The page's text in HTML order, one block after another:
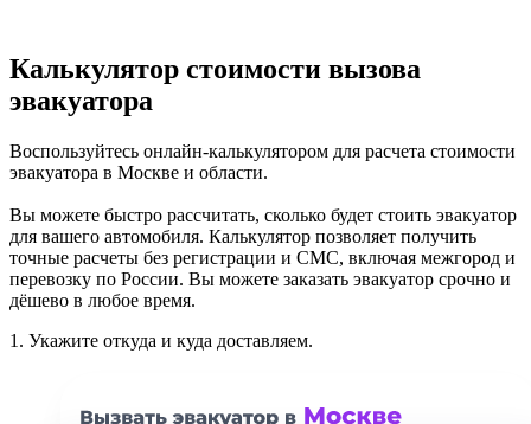
Калькулятор стоимости вызова
эвакуатора
Воспользуйтесь онлайн-калькулятором для расчета стоимости
эвакуатора в Москве и области.
Вы можете быстро рассчитать, сколько будет стоить эвакуатор
для вашего автомобиля. Калькулятор позволяет получить
точные расчеты без регистрации и СМС, включая межгород и
перевозку по России. Вы можете заказать эвакуатор срочно и
дёшево в любое время.
1. Укажите откуда и куда доставляем.